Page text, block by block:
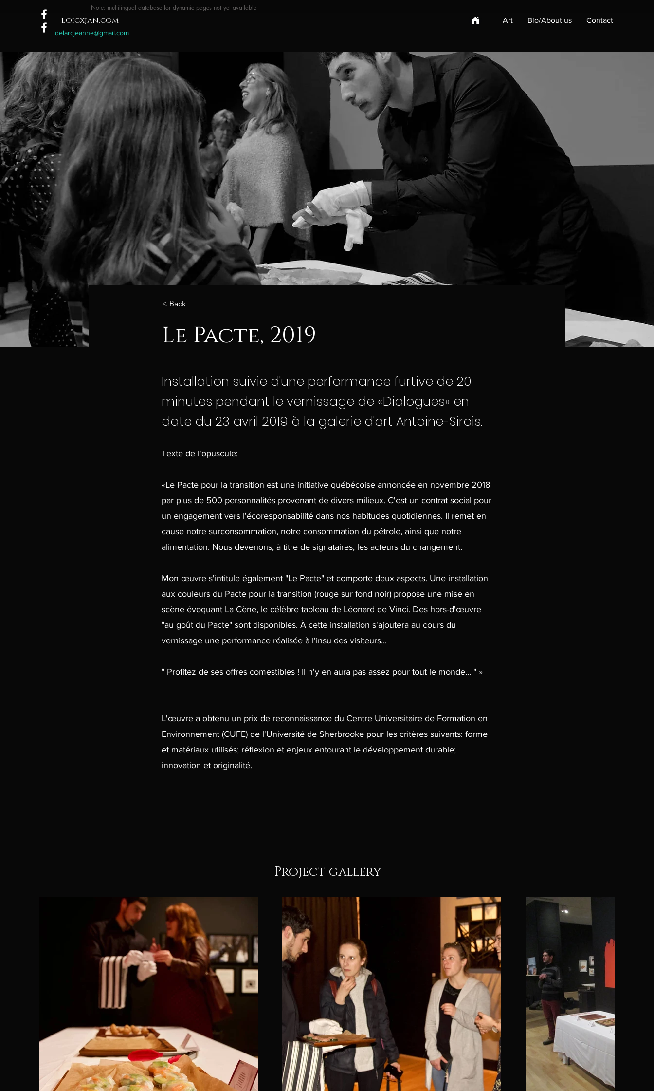
loicxjan.com
delarcjeanne@gmail.com
Art Bio/About us Contact
Note: multilingual database for dynamic pages not yet available
< Back
Le Pacte, 2019
Installation suivie d'une performance furtive de 20
minutes pendant le vernissage de «Dialogues» en
date du 23 avril 2019 à la galerie d'art Antoine-Sirois.
Texte de l'opuscule:
«Le Pacte pour la transition est une initiative québécoise annoncée en novembre 2018
par plus de 500 personnalités provenant de divers milieux. C'est un contrat social pour
un engagement vers l'écoresponsabilité dans nos habitudes quotidiennes. Il remet en
cause notre surconsommation, notre consommation du pétrole, ainsi que notre
alimentation. Nous devenons, à titre de signataires, les acteurs du changement.
Mon œuvre s'intitule également "Le Pacte" et comporte deux aspects. Une installation
aux couleurs du Pacte pour la transition (rouge sur fond noir) propose une mise en
scène évoquant La Cène, le célèbre tableau de Léonard de Vinci. Des hors-d'œuvre
"au goût du Pacte" sont disponibles. À cette installation s'ajoutera au cours du
vernissage une performance réalisée à l'insu des visiteurs...
" Profitez de ses offres comestibles ! Il n'y en aura pas assez pour tout le monde... " »
L'œuvre a obtenu un prix de reconnaissance du Centre Universitaire de Formation en
Environnement (CUFE) de l'Université de Sherbrooke pour les critères suivants: forme
et matériaux utilisés; réflexion et enjeux entourant le développement durable;
innovation et originalité.
Project gallery